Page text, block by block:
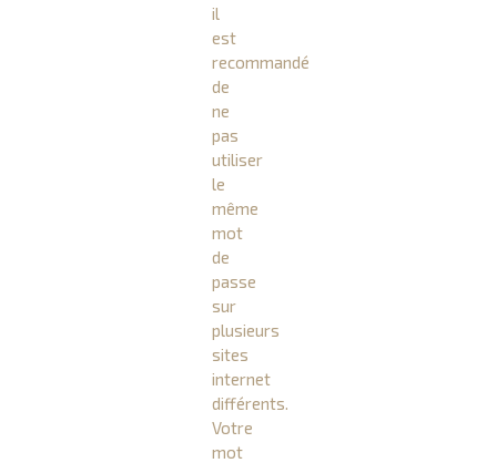
il
est
recommandé
de
ne
pas
utiliser
le
même
mot
de
passe
sur
plusieurs
sites
internet
différents.
Votre
mot